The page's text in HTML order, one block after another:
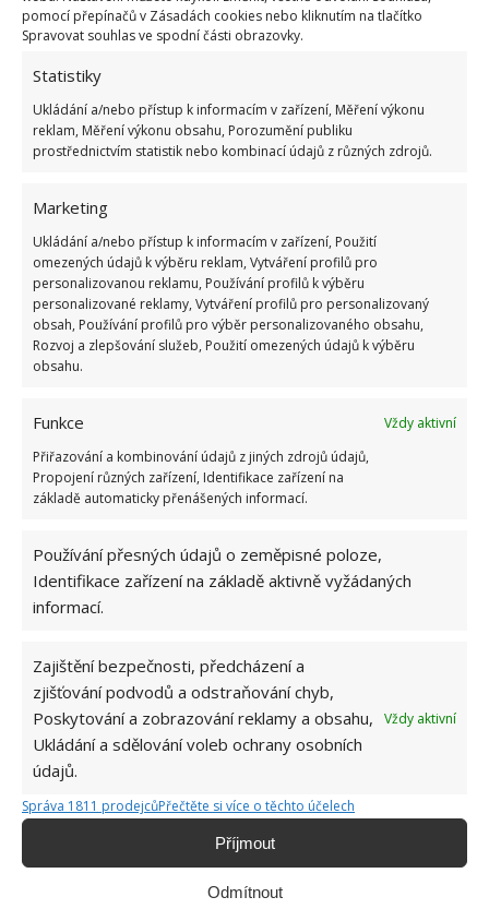
pomocí přepínačů v Zásadách cookies nebo kliknutím na tlačítko
Spravovat souhlas ve spodní části obrazovky.
Statistiky
Ukládání a/nebo přístup k informacím v zařízení, Měření výkonu
reklam, Měření výkonu obsahu, Porozumění publiku
prostřednictvím statistik nebo kombinací údajů z různých zdrojů.
Marketing
Ukládání a/nebo přístup k informacím v zařízení, Použití
omezených údajů k výběru reklam, Vytváření profilů pro
personalizovanou reklamu, Používání profilů k výběru
personalizované reklamy, Vytváření profilů pro personalizovaný
obsah, Používání profilů pro výběr personalizovaného obsahu,
Rozvoj a zlepšování služeb, Použití omezených údajů k výběru
obsahu.
Funkce
Vždy aktivní
Přiřazování a kombinování údajů z jiných zdrojů údajů,
Propojení různých zařízení, Identifikace zařízení na
základě automaticky přenášených informací.
Používání přesných údajů o zeměpisné poloze,
Identifikace zařízení na základě aktivně vyžádaných
informací.
Zajištění bezpečnosti, předcházení a
zjišťování podvodů a odstraňování chyb,
Poskytování a zobrazování reklamy a obsahu,
Ukládání a sdělování voleb ochrany osobních
údajů.
Vždy aktivní
Správa 1811 prodejcůPřečtěte si více o těchto účelech
Příjmout
Odmítnout
malovat vícekrát.
která špatně kryje nebo stěnu, která je mastná a velmi
znečištěná, budete muset použít nejdříve přípravek na
barvy. To vše je vhodné mít připravené den předem.
Dobrou zprávou je, že tuto přípravu lze rozkouskovat a
odmaštění a nanášení základní barvy, to můžete udělat
během jednoho dopoledne a nechat uschnout. Nebo
večer a nechat přes noc usýchat. Druhé dopoledne pak
vymalovat finální barvou. Vždy záleží na stavu stěny a
kvalitě barvy. Nicméně i za jedno dopoledne je možné
dětem pokojíček vymalovat a stihnout i uklidit.
Fotografie: blueskyconcepts, thespruce,